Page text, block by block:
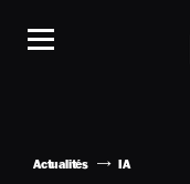
Actualités IA